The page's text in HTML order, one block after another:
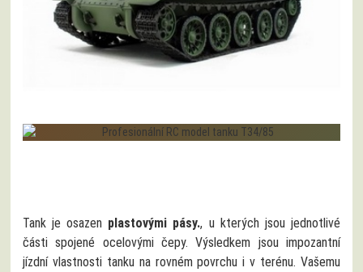
Tank je osazen plastovými pásy., u kterých jsou jednotlivé
části spojené ocelovými čepy. Výsledkem jsou impozantní
jízdní vlastnosti tanku na rovném povrchu i v terénu. Vašemu